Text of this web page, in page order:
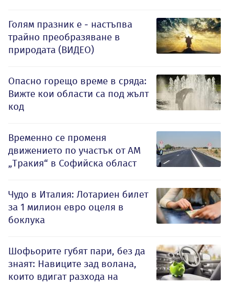
Голям празник е - настъпва
трайно преобразяване в
природата (ВИДЕО)
Опасно горещо време в сряда:
Вижте кои области са под жълт
код
Временно се променя
движението по участък от АМ
„Тракия“ в Софийска област
Чудо в Италия: Лотариен билет
за 1 милион евро оцеля в
боклука
Шофьорите губят пари, без да
знаят: Навиците зад волана,
които вдигат разхода на